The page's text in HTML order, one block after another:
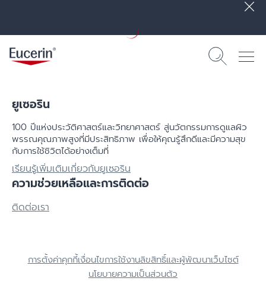
ยูเซอริน
100 ปีแห่งประวัติศาสตร์​และวิทยาศาสตร์ สู่นวัตกรรมการดูแลผิว
พรรณคุณภาพสูงที่มีประสิทธิภาพ เพื่อให้คุณรู้สึกดีและมีความสุข
กับการใช้ชิวิตได้อย่างเต็มที่
เรียนรู้เพิ่มเติมเกี่ยวกับยูเซอริน
ความช่วยเหลือและการติดต่อ
ติดต่อเรา
การตั้งค่าคุกกี้เงื่อนไขการใช้งานลิขสิทธิ์และผู้พัฒนาเว็บไซต์
นโยบายความเป็นส่วนตัว